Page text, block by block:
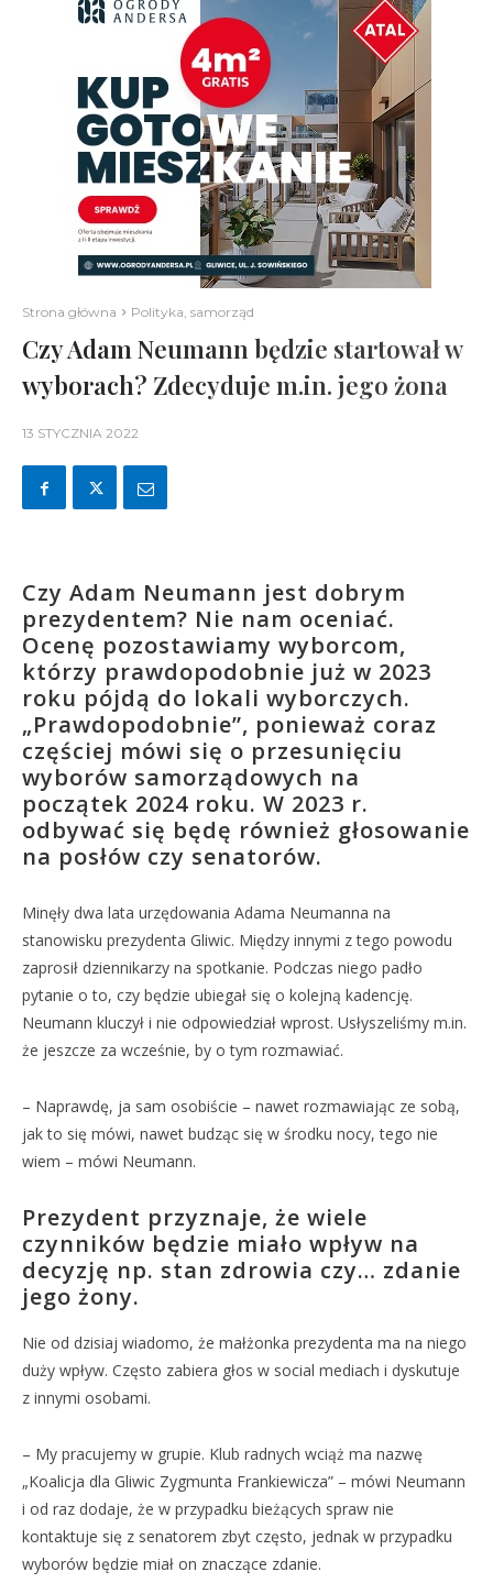
Strona główna Polityka, samorząd
Czy Adam Neumann będzie startował w
wyborach? Zdecyduje m.in. jego żona
13 STYCZNIA 2022
Czy Adam Neumann jest dobrym
prezydentem? Nie nam oceniać.
Ocenę pozostawiamy wyborcom,
którzy prawdopodobnie już w 2023
roku pójdą do lokali wyborczych.
„Prawdopodobnie”, ponieważ coraz
częściej mówi się o przesunięciu
wyborów samorządowych na
początek 2024 roku. W 2023 r.
odbywać się będę również głosowanie
na posłów czy senatorów.
Minęły dwa lata urzędowania Adama Neumanna na
stanowisku prezydenta Gliwic. Między innymi z tego powodu
zaprosił dziennikarzy na spotkanie. Podczas niego padło
pytanie o to, czy będzie ubiegał się o kolejną kadencję.
Neumann kluczył i nie odpowiedział wprost. Usłyszeliśmy m.in.
że jeszcze za wcześnie, by o tym rozmawiać.
– Naprawdę, ja sam osobiście – nawet rozmawiając ze sobą,
jak to się mówi, nawet budząc się w środku nocy, tego nie
wiem – mówi Neumann.
Prezydent przyznaje, że wiele
czynników będzie miało wpływ na
decyzję np. stan zdrowia czy… zdanie
jego żony.
Nie od dzisiaj wiadomo, że małżonka prezydenta ma na niego
duży wpływ. Często zabiera głos w social mediach i dyskutuje
z innymi osobami.
– My pracujemy w grupie. Klub radnych wciąż ma nazwę
„Koalicja dla Gliwic Zygmunta Frankiewicza” – mówi Neumann
i od raz dodaje, że w przypadku bieżących spraw nie
kontaktuje się z senatorem zbyt często, jednak w przypadku
wyborów będzie miał on znaczące zdanie.